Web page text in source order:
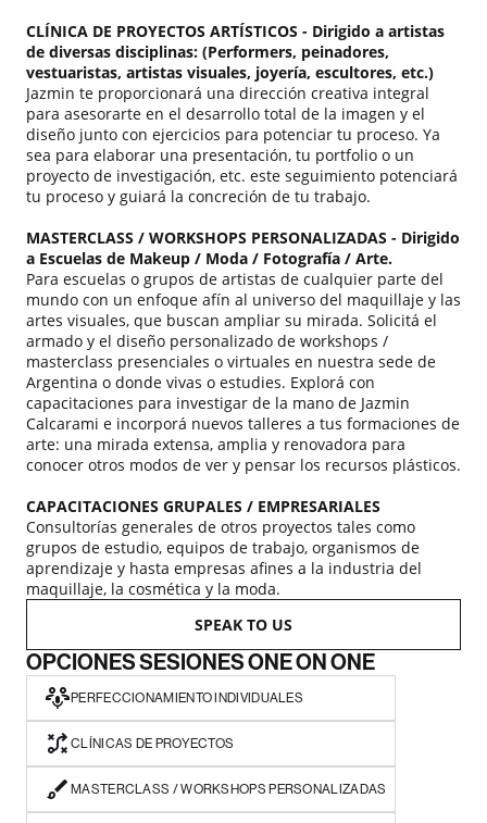
OPCIONES SESIONES ONE ON ONE
PERFECCIONAMIENTO INDIVIDUALES
CLÍNICAS DE PROYECTOS
MASTERCLASS / WORKSHOPS PERSONALIZADAS
CLÍNICA DE PROYECTOS ARTÍSTICOS - Dirigido a artistas
de diversas disciplinas: (Performers, peinadores,
vestuaristas, artistas visuales, joyería, escultores, etc.)
Jazmin te proporcionará una dirección creativa integral
para asesorarte en el desarrollo total de la imagen y el
diseño junto con ejercicios para potenciar tu proceso. Ya
sea para elaborar una presentación, tu portfolio o un
proyecto de investigación, etc. este seguimiento potenciará
tu proceso y guiará la concreción de tu trabajo.
MASTERCLASS / WORKSHOPS PERSONALIZADAS - Dirigido
a Escuelas de Makeup / Moda / Fotografía / Arte.
Para escuelas o grupos de artistas de cualquier parte del
mundo con un enfoque afín al universo del maquillaje y las
artes visuales, que buscan ampliar su mirada. Solicitá el
armado y el diseño personalizado de workshops /
masterclass presenciales o virtuales en nuestra sede de
Argentina o donde vivas o estudies. Explorá con
capacitaciones para investigar de la mano de Jazmin
Calcarami e incorporá nuevos talleres a tus formaciones de
arte: una mirada extensa, amplia y renovadora para
conocer otros modos de ver y pensar los recursos plásticos.
CAPACITACIONES GRUPALES / EMPRESARIALES
Consultorías generales de otros proyectos tales como
grupos de estudio, equipos de trabajo, organismos de
aprendizaje y hasta empresas afines a la industria del
maquillaje, la cosmética y la moda.
SPEAK TO US